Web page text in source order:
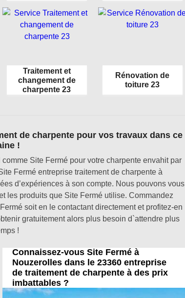
Traitement et
changement de
charpente 23
Rénovation de
toiture 23
de charpente pour vos travaux dans ce
!
Site Fermé pour votre charpente envahit par
Fermé entreprise traitement de charpente à
d’expériences à son compte. Nous pouvons vous
les produits que Site Fermé utilise. Commandez
soit en le contactant directement et profitez-en
gratuitement alors plus besoin d`attendre plus
!
Connaissez-vous Site Fermé à
Nouzerolles dans le 23360 entreprise
de traitement de charpente à des prix
imbattables ?